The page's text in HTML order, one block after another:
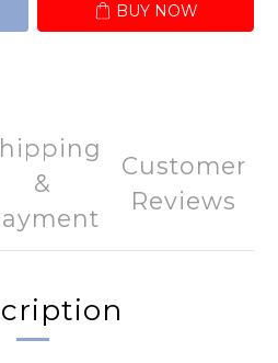
BUY NOW
&
Customer
Reviews